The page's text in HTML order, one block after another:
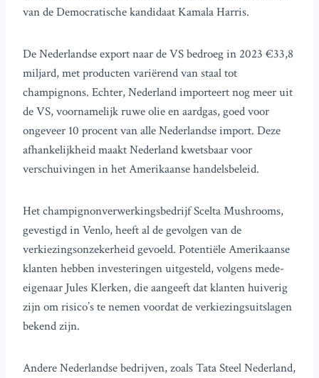
van de Democratische kandidaat Kamala Harris.
De Nederlandse export naar de VS bedroeg in 2023 €33,8
miljard, met producten variërend van staal tot
champignons. Echter, Nederland importeert nog meer uit
de VS, voornamelijk ruwe olie en aardgas, goed voor
ongeveer 10 procent van alle Nederlandse import. Deze
afhankelijkheid maakt Nederland kwetsbaar voor
verschuivingen in het Amerikaanse handelsbeleid.
Het champignonverwerkingsbedrijf Scelta Mushrooms,
gevestigd in Venlo, heeft al de gevolgen van de
verkiezingsonzekerheid gevoeld. Potentiële Amerikaanse
klanten hebben investeringen uitgesteld, volgens mede-
eigenaar Jules Klerken, die aangeeft dat klanten huiverig
zijn om risico’s te nemen voordat de verkiezingsuitslagen
bekend zijn.
Andere Nederlandse bedrijven, zoals Tata Steel Nederland,